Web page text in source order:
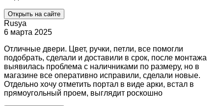
Открыть на сайте
Rusya
6 марта 2025
Отличные двери. Цвет, ручки, петли, все помогли
подобрать, сделали и доставили в срок, после монтажа
выявилась проблема с наличниками по размеру, но в
магазине все оперативно исправили, сделали новые.
Отдельно хочу отметить портал в виде арки, встал в
прямоугольный проем, выглядит роскошно